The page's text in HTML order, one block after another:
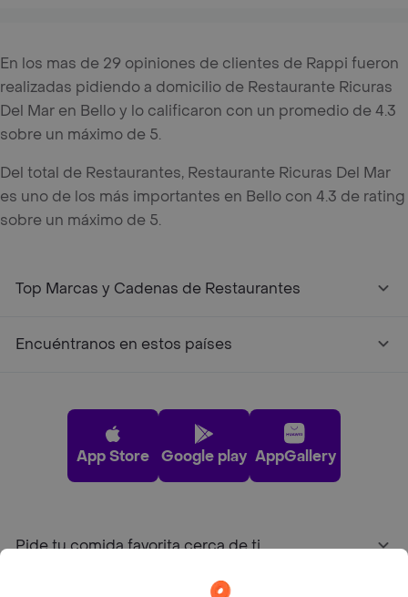
En los mas de 29 opiniones de clientes de Rappi fueron
realizadas pidiendo a domicilio de Restaurante Ricuras
Del Mar en Bello y lo calificaron con un promedio de 4.3
sobre un máximo de 5.
Del total de Restaurantes, Restaurante Ricuras Del Mar
es uno de los más importantes en Bello con 4.3 de rating
sobre un máximo de 5.
Top Marcas y Cadenas de Restaurantes
Encuéntranos en estos países
App Store Google play AppGallery
Pide tu comida favorita cerca de ti